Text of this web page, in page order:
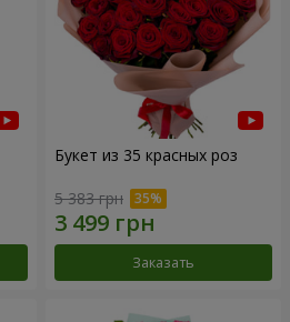
Букет из 35 красных роз
5 383 грн
Заказать